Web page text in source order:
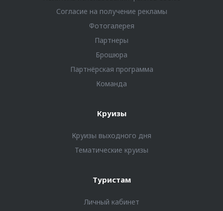
Согласие на получение рекламы
Фотогалерея
Партнеры
Брошюра
Партнёрская программа
Команда
Круизы
Круизы выходного дня
Тематические круизы
Туристам
Личный кабинет